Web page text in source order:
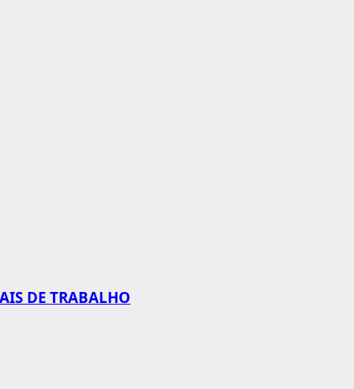
DE TRABALHO